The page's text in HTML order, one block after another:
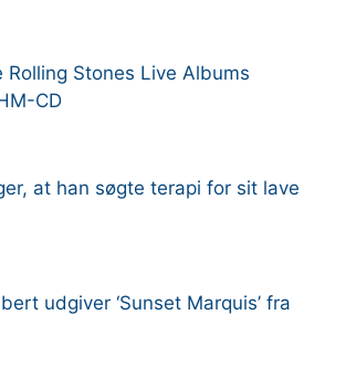
Rolling Stones Live Albums
CD
at han søgte terapi for sit lave
udgiver ‘Sunset Marquis’ fra